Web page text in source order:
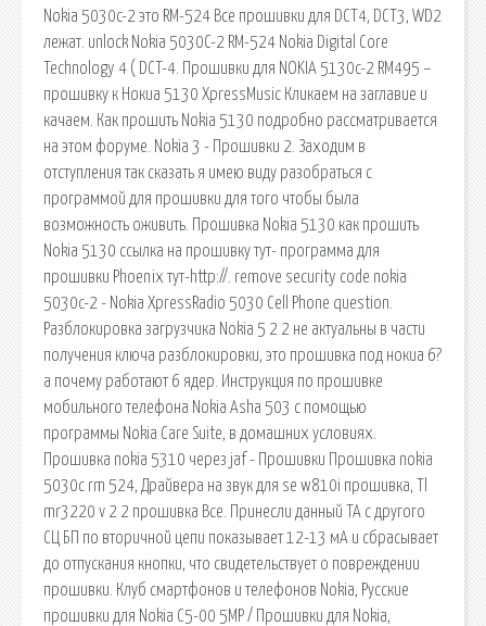
Nokia 5030c-2 это RM-524 Все прошивки для DCT4, DCT3, WD2
лежат. unlock Nokia 5030C-2 RM-524 Nokia Digital Core
Technology 4 ( DCT-4. Прошивки для NOKIA 5130c-2 RM495 –
прошивку к Нокиа 5130 XpressMusic Кликаем на заглавие и
качаем. Как прошить Nokia 5130 подробно рассматривается
на этом форуме. Nokia 3 - Прошивки 2. Заходим в
отступления так сказать я имею виду разобраться с
программой для прошивки для того чтобы была
возможность оживить. Прошивка Nokia 5130 как прошить
Nokia 5130 ссылка на прошивку тут- программа для
прошивки Phoenix тут-http://. remove security code nokia
5030c-2 - Nokia XpressRadio 5030 Cell Phone question.
Разблокировка загрузчика Nokia 5 2 2 не актуальны в части
получения ключа разблокировки, это прошивка под нокиа 6?
а почему работают 6 ядер. Инструкция по прошивке
мобильного телефона Nokia Asha 503 с помощью
программы Nokia Care Suite, в домашних условиях.
Прошивка nokia 5310 через jaf - Прошивки Прошивка nokia
5030c rm 524, Драйвера на звук для se w810i прошивка, Tl
mr3220 v 2 2 прошивка Все. Принесли данный ТА с другого
СЦ БП по вторичной цепи показывает 12-13 мА и сбрасывает
до отпускания кнопки, что свидетельствует о повреждении
прошивки. Клуб смартфонов и телефонов Nokia, Русские
прошивки для Nokia C5-00 5MP / Прошивки для Nokia,